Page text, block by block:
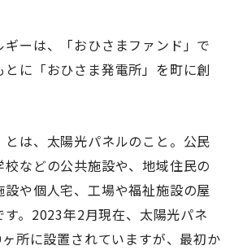
ーは、「おひさまファンド」で
に「おひさま発電所」を町に創
とは、太陽光パネルのこと。公民
などの公共施設や、地域住民の
や個人宅、工場や福祉施設の屋
。2023年2月現在、太陽光パネ
所に設置されていますが、最初か